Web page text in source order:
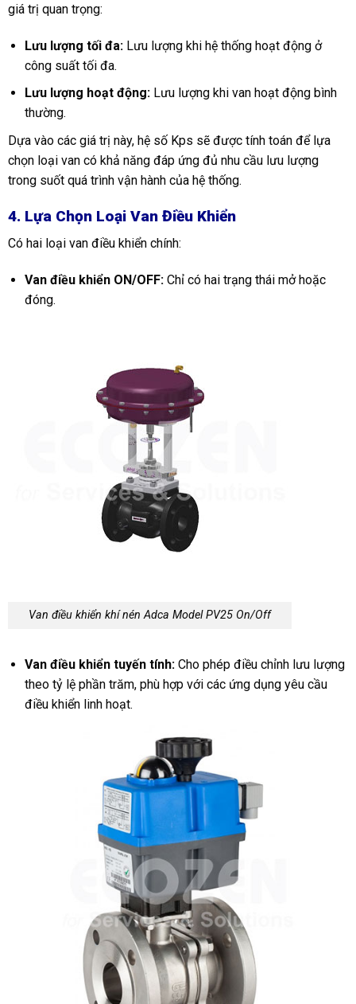
giá trị quan trọng:
Lưu lượng tối đa:Lưu lượng khi hệ thống hoạt động ở
công suất tối đa.
Lưu lượng hoạt động:Lưu lượng khi van hoạt động bình
thường.
Dựa vào các giá trị này, hệ số Kps sẽ được tính toán để lựa
chọn loại van có khả năng đáp ứng đủ nhu cầu lưu lượng
trong suốt quá trình vận hành của hệ thống.
4. Lựa Chọn Loại Van Điều Khiển
Có hai loại van điều khiển chính:
Van điều khiển ON/OFF:Chỉ có hai trạng thái mở hoặc
đóng.
Van điều khiển khí nén Adca Model PV25 On/Off
Van điều khiển tuyến tính:Cho phép điều chỉnh lưu lượng
theo tỷ lệ phần trăm, phù hợp với các ứng dụng yêu cầu
điều khiển linh hoạt.